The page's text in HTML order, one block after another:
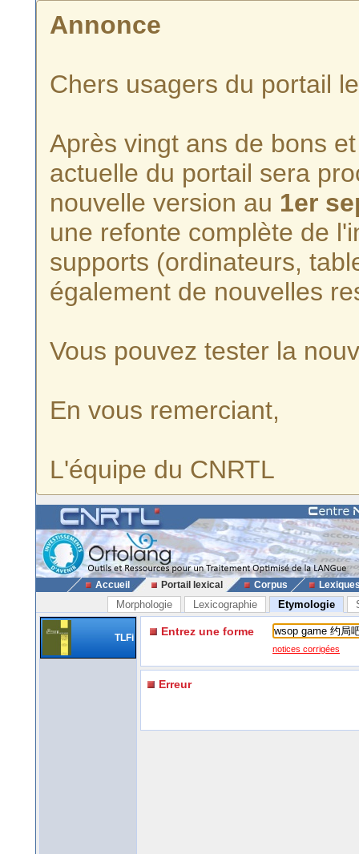
Annonce
Chers usagers du portail
Après vingt ans de bons
actuelle du portail sera
nouvelle version au 1er
une refonte complète de
supports (ordinateurs,
également de nouvelles
Vous pouvez tester la
En vous remerciant,
L'équipe du CNRTL
Accueil Portail lexical Corpus
Morphologie Lexicographie Etymologie
TLFi Entrez une forme
notices corrigées
Erreur